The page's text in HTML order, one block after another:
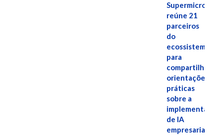
Supermicro
reúne 21
parceiros
do
ecossistema
para
compartilhar
orientações
práticas
sobre a
implementação
de IA
empresarial